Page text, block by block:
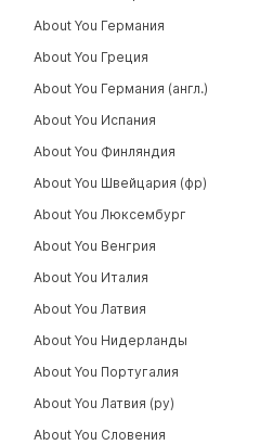
About You Германия
About You Греция
About You Германия (англ.)
About You Испания
About You Финляндия
About You Швейцария (фр)
About You Люксембург
About You Венгрия
About You Италия
About You Латвия
About You Нидерланды
About You Португалия
About You Латвия (ру)
About You Словения